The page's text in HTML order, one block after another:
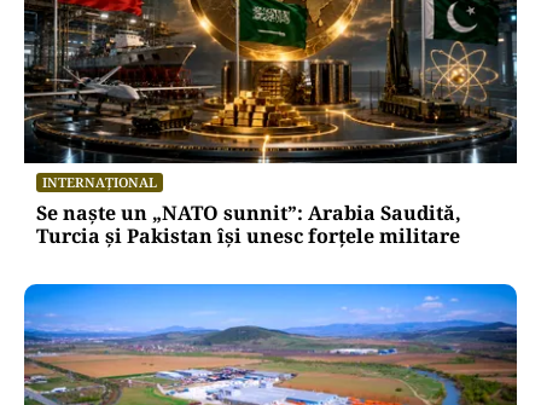
INTERNAȚIONAL
Se naște un „NATO sunnit”: Arabia Saudită,
Turcia și Pakistan își unesc forțele militare